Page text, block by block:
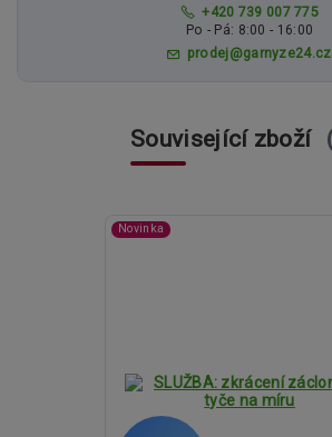
+420 739 007 775
Po - Pá: 8:00 - 16:00
prodej@garnyze24.cz
Související zboží
Novinka